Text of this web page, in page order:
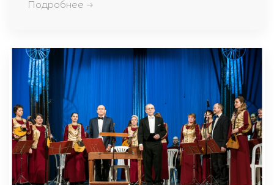
Подробнее →